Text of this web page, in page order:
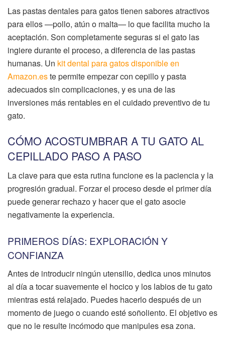
Las pastas dentales para gatos tienen sabores atractivos
para ellos —pollo, atún o malta— lo que facilita mucho la
aceptación. Son completamente seguras si el gato las
ingiere durante el proceso, a diferencia de las pastas
humanas. Un kit dental para gatos disponible en
Amazon.este permite empezar con cepillo y pasta
adecuados sin complicaciones, y es una de las
inversiones más rentables en el cuidado preventivo de tu
gato.
CÓMO ACOSTUMBRAR A TU GATO AL
CEPILLADO PASO A PASO
La clave para que esta rutina funcione es la paciencia y la
progresión gradual. Forzar el proceso desde el primer día
puede generar rechazo y hacer que el gato asocie
negativamente la experiencia.
PRIMEROS DÍAS: EXPLORACIÓN Y
CONFIANZA
Antes de introducir ningún utensilio, dedica unos minutos
al día a tocar suavemente el hocico y los labios de tu gato
mientras está relajado. Puedes hacerlo después de un
momento de juego o cuando esté soñoliento. El objetivo es
que no le resulte incómodo que manipules esa zona.